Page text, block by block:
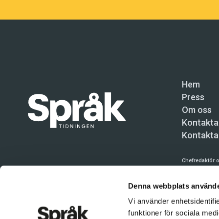
Denna webbplats
Vi använder
funktioner för sociala
Hem
Press
Om oss
Chefredaktör
Användning